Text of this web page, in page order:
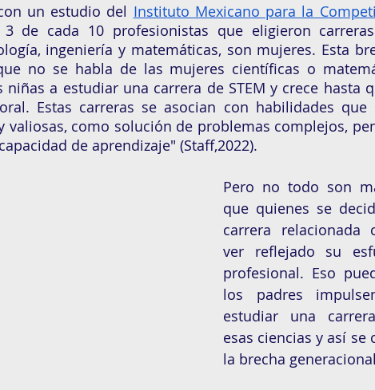
un estudio del Instituto Mexicano para la
de cada 10 profesionistas que eligieron
ingeniería y matemáticas, son mujeres. Esta
no se habla de las mujeres científicas o
niñas a estudiar una carrera de STEM y crece hasta
Estas carreras se asocian con habilidades que
valiosas, como solución de problemas complejos,
de aprendizaje" (Staff,2022).
Pero no todo son
que quienes se
carrera relacionada
ver reflejado su
profesional. Eso
los padres
estudiar una
esas ciencias y así se
la brecha